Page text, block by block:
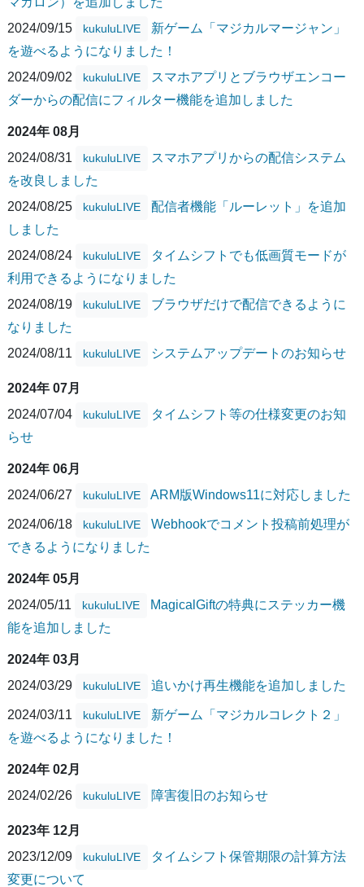
2024/09/15
kukuluLIVE
新ゲーム「マジカルマージャン」
を遊べるようになりました！
2024/09/02
kukuluLIVE
スマホアプリとブラウザエンコー
ダーからの配信にフィルター機能を追加しました
2024年 08月
2024/08/31
kukuluLIVE
スマホアプリからの配信システム
を改良しました
2024/08/25
kukuluLIVE
配信者機能「ルーレット」を追加
しました
2024/08/24
kukuluLIVE
タイムシフトでも低画質モードが
利用できるようになりました
2024/08/19
kukuluLIVE
ブラウザだけで配信できるように
なりました
2024/08/11
kukuluLIVE システムアップデートのお知らせ
2024年 07月
2024/07/04
kukuluLIVE
タイムシフト等の仕様変更のお知
らせ
2024年 06月
2024/06/27
kukuluLIVE ARM版Windows11に対応しました
2024/06/18 kukuluLIVE
Webhookでコメント投稿前処理が
できるようになりました
2024年 05月
2024/05/11
kukuluLIVE
MagicalGiftの特典にステッカー機
能を追加しました
2024年 03月
2024/03/29
kukuluLIVE 追いかけ再生機能を追加しました
2024/03/11 kukuluLIVE
新ゲーム「マジカルコレクト２」
を遊べるようになりました！
2024年 02月
2024/02/26
kukuluLIVE 障害復旧のお知らせ
2023年 12月
2023/12/09
kukuluLIVE
タイムシフト保管期限の計算方法
変更について